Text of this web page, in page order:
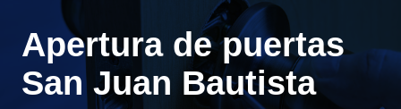
Apertura de puertas
San Juan Bautista